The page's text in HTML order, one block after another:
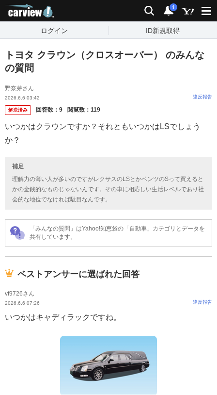
検索 通知
i
ログイン ID新規取得
トヨタ クラウン（クロスオーバー） のみんな
の質問
野奈芽さん
2026.6.6 03:42 違反報告
解決済み 回答数： 9 閲覧数： 119
いつかはクラウンですか？それともいつかはLSでしょう
か？
補足
理解力の薄い人が多いのですがレクサスのLSとかベンツのSって買えると
かの金銭的なものじゃないんです。その車に相応しい生活レベルであり社
会的な地位でなければ駄目なんです。
「みんなの質問」はYahoo!知恵袋の「自動車」カテゴリとデータを
共有しています。
ベストアンサーに選ばれた回答
vf9726さん
2026.6.6 07:26 違反報告
いつかはキャディラックですね。